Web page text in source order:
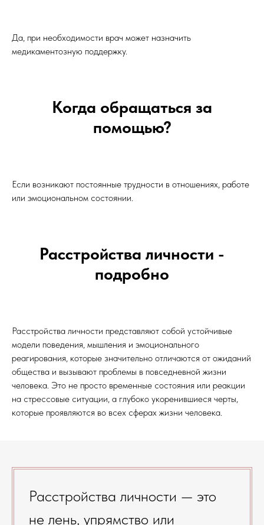
Да, при необходимости врач может назначить
медикаментозную поддержку.
Когда обращаться за
помощью?
Если возникают постоянные трудности в отношениях, работе
или эмоциональном состоянии.
Расстройства личности -
подробно
Расстройства личности представляют собой устойчивые
модели поведения, мышления и эмоционального
реагирования, которые значительно отличаются от ожиданий
общества и вызывают проблемы в повседневной жизни
человека. Это не просто временные состояния или реакции
на стрессовые ситуации, а глубоко укоренившиеся черты,
которые проявляются во всех сферах жизни человека.
Расстройства личности — это
не лень, упрямство или